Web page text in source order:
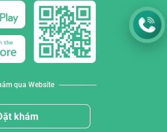
qua Website
khám